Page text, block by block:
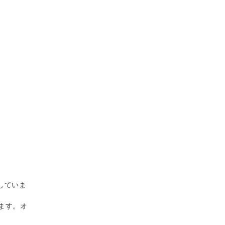
ていま
す。オ